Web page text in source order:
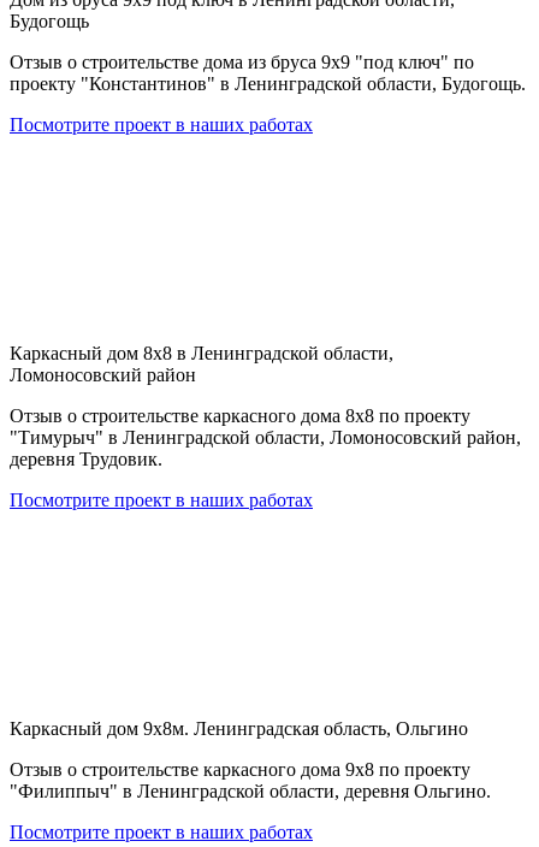
Будогощь
Отзыв о строительстве дома из бруса 9х9 "под ключ" по
проекту "Константинов" в Ленинградской области, Будогощь.
Посмотрите проект в наших работах
Каркасный дом 8х8 в Ленинградской области,
Ломоносовский район
Отзыв о строительстве каркасного дома 8х8 по проекту
"Тимурыч" в Ленинградской области, Ломоносовский район,
деревня Трудовик.
Посмотрите проект в наших работах
Каркасный дом 9х8м. Ленинградская область, Ольгино
Отзыв о строительстве каркасного дома 9х8 по проекту
"Филиппыч" в Ленинградской области, деревня Ольгино.
Посмотрите проект в наших работах